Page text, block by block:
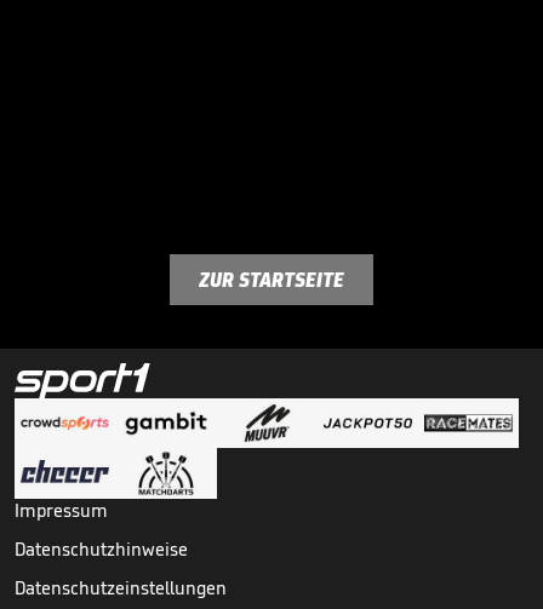
ZUR STARTSEITE
Impressum
Datenschutzhinweise
Datenschutzeinstellungen